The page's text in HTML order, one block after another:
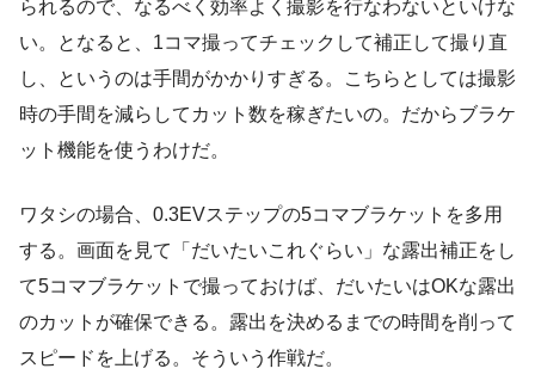
られるので、なるべく効率よく撮影を行なわないといけな
い。となると、1コマ撮ってチェックして補正して撮り直
し、というのは手間がかかりすぎる。こちらとしては撮影
時の手間を減らしてカット数を稼ぎたいの。だからブラケ
ット機能を使うわけだ。
ワタシの場合、0.3EVステップの5コマブラケットを多用
する。画面を見て「だいたいこれぐらい」な露出補正をし
て5コマブラケットで撮っておけば、だいたいはOKな露出
のカットが確保できる。露出を決めるまでの時間を削って
スピードを上げる。そういう作戦だ。